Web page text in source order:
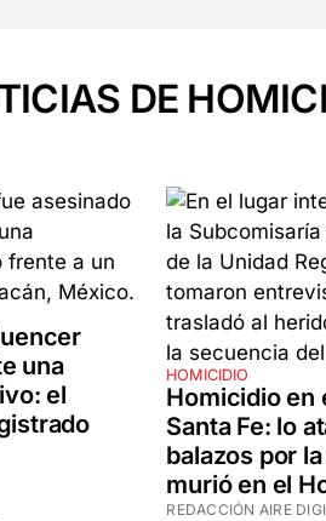
DE
una
el
HOMICIDIO
Homicidio en
Santa Fe: lo
balazos por
murió en el
REDACCIÓN AIRE